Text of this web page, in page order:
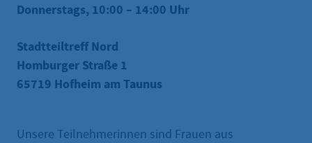
Donnerstags, 10:00 – 14:00 Uhr
Stadtteiltreff Nord
Homburger Straße 1
65719 Hofheim am Taunus
Unsere Teilnehmerinnen sind Frauen aus